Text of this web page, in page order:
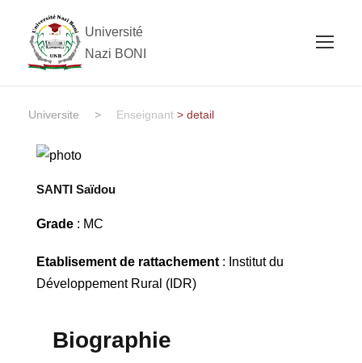
Université
Nazi BONI
Universite > Enseignant > detail
SANTI Saïdou
Grade: MC
Etablisement de rattachement: Institut du
Développement Rural (IDR)
Biographie